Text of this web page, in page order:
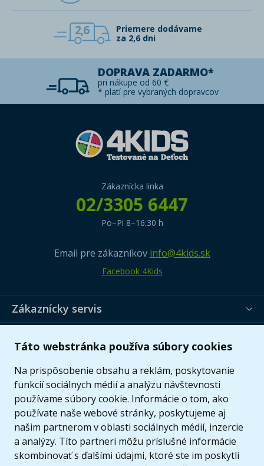
Táto webstránka používa súbory cookies
Na prispôsobenie obsahu a reklám, poskytovanie
funkcií sociálnych médií a analýzu návštevnosti
používame súbory cookie. Informácie o tom, ako
používate naše webové stránky, poskytujeme aj
našim partnerom v oblasti sociálnych médií, inzercie
a analýzy. Títo partneri môžu príslušné informácie
skombinovať s ďalšími údajmi, ktoré ste im poskytli
2,6
Priemere dodávame
za 2,6 dni
DOPRAVA ZADARMO*
pri nákupe od 60 €
* platí pre vybraných dopravcov
Zákaznícka linka
02/3305 6447
Po–Pi 8–16:30 h
Email pre zákazníkov info@4kids.sk
Facebook 4Kids
Zákaznícky servis